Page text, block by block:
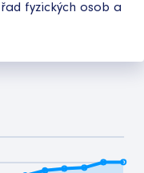
fyzických osob a